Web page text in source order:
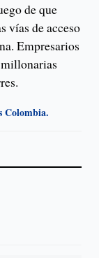
de que
vías de acceso
Empresarios
Colombia.